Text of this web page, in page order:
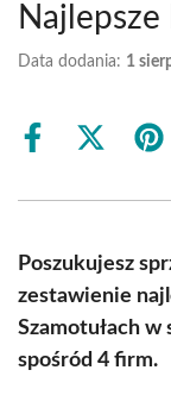
Data dodania: 1
Share
Share
(Twitter)
Poszukujesz
zestawienie
Szamotułach
spośród 4 firm.